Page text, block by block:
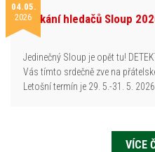
04.05.
2026Setkání hledačů Sloup
Jedinečný Sloup je opět tu!
Vás tímto srdečně zve na
Letošní termín je 29. 5.-31. 5.
VÍCE